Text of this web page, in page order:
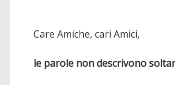
Care Amiche, cari Amici,
le parole non descrivono